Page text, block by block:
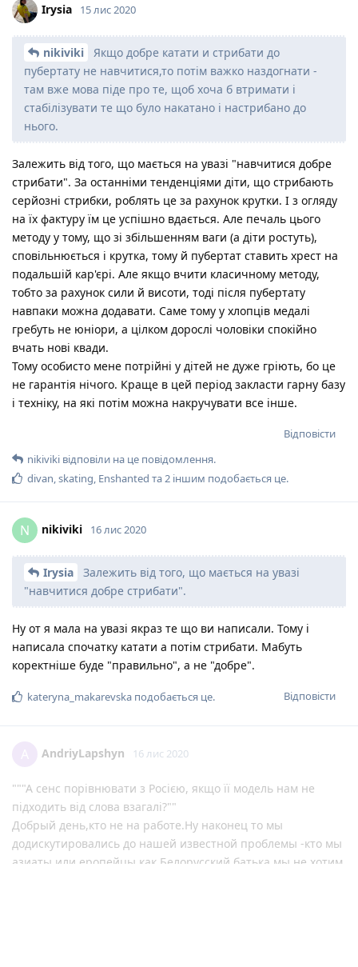
Irysia 15 лис 2020
nikiviki
Якщо добре катати и стрибати до
пубертату не навчитися,то потім важко наздогнати -
там вже мова піде про те, щоб хоча б втримати і
стабілізувати те що було накатано і настрибано до
нього.
Залежить від того, що мається на увазі "навчитися добре
стрибати". За останніми тенденціями діти, що стрибають
серйозні стрибки, роблять це за рахунок крутки. І з огляду
на їх фактуру їм це успішно вдається. Але печаль цього
методу у тому, що зі збільшенням ваги (а діти ростуть),
сповільнюється і крутка, тому й пубертат ставить хрест на
подальшій кар'єрі. Але якщо вчити класичному методу,
тобто за рахунок сили й висоти, тоді після пубертату
навпаки можна додавати. Саме тому у хлопців медалі
гребуть не юніори, а цілком дорослі чоловіки спокійно
вчать нові квади.
Тому особисто мене потрійні у дітей не дуже гріють, бо це
не гарантія нічого. Краще в цей період закласти гарну базу
і техніку, на які потім можна накручувати все інше.
Відповісти
nikiviki відповіли на це повідомлення.
divan,skating, Enshanted та2 іншим подобається це.
N nikiviki 16 лис 2020
Irysia
Залежить від того, що мається на увазі
"навчитися добре стрибати".
Ну от я мала на увазі якраз те що ви написали. Тому і
написала спочатку катати а потім стрибати. Мабуть
коректніше буде "правильно", а не "добре".
Відповісти
kateryna_makarevska подобається це.
AndriyLapshyn 16 лис 2020
"""А сенс порівнювати з Росією, якщо її модель нам не
підходить від слова взагалі?""
Добрый день,кто не на работе.Ну наконец то мы
додискутировались до нашей известной проблемы -кто мы
азиаты или еропейцы,как Белорусский батька мы не хотим